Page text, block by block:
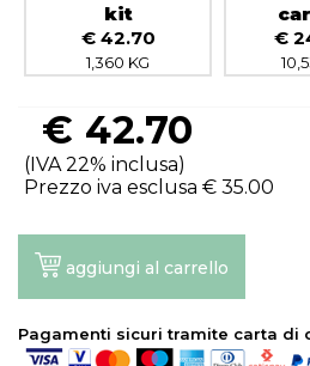
kit
€ 42.70
1,360 KG
€
€ 42.70
(IVA 22% inclusa)
Prezzo iva esclusa € 35.00
aggiungi al carrello
Pagamenti sicuri tramite carta di